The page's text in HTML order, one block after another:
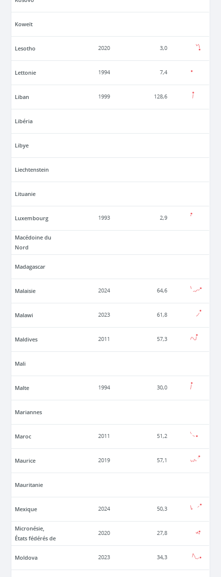
Koweït
Lesotho 2020 3,0
Lettonie 1994 7,4
Liban 1999 128,6
Libéria
Libye
Liechtenstein
Lituanie
Luxembourg 1993 2,9
Macédoine du
Nord
Madagascar
Malaisie 2024 64,6
Malawi 2023 61,8
Maldives 2011 57,3
Mali
Malte 1994 30,0
Mariannes
Maroc 2011 51,2
Maurice 2019 57,1
Mauritanie
Mexique 2024 50,3
Micronésie,
États fédérés de
2020 27,8
Moldova 2023 34,3